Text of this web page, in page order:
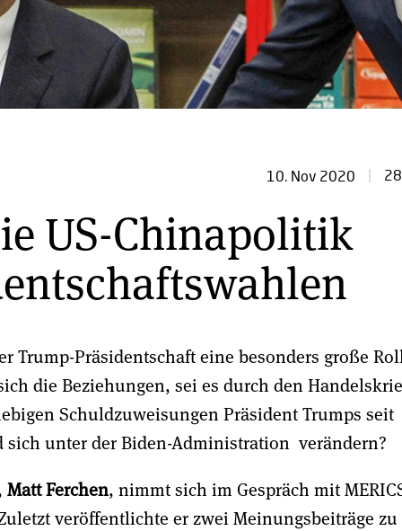
10. Nov 2020
US-Chinapolitik
Trump-Präsidentschaft eine besonders große
die Beziehungen, sei es durch den
Schuldzuweisungen Präsident Trumps seit
sich unter der Biden-Administration verändern?
Matt Ferchen, nimmt sich im Gespräch mit
veröffentlichte er zwei Meinungsbeiträge zu